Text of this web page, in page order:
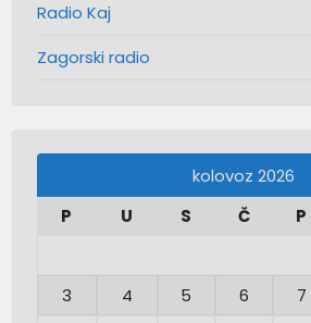
Radio Kaj
Zagorski radio
kolovoz 2026
P
U S Č P
3
4 5 6 7